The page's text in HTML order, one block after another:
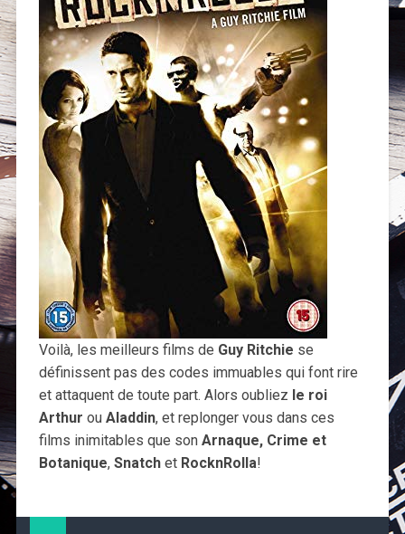
Voilà, les meilleurs films de Guy Ritchie se
définissent pas des codes immuables qui font rire
et attaquent de toute part. Alors oubliez le roi
Arthur ou Aladdin, et replonger vous dans ces
films inimitables que son Arnaque, Crime et
Botanique, Snatch et RocknRolla!